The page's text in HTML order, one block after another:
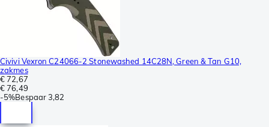
Civivi Vexron C24066-2 Stonewashed 14C28N, Green & Tan G10,
zakmes
€ 72,67
€ 76,49
-5%Bespaar3,82